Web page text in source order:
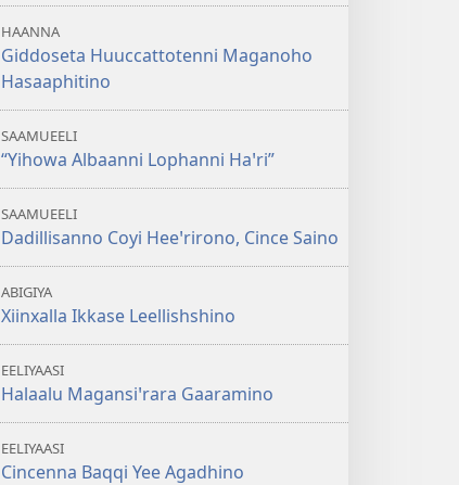
HAANNA
Giddoseta Huuccattotenni Maganoho
Hasaaphitino
SAAMUEELI
“Yihowa Albaanni Lophanni Haꞌri”
SAAMUEELI
Dadillisanno Coyi Heeꞌrirono, Cince Saino
ABIGIYA
Xiinxalla Ikkase Leellishshino
EELIYAASI
Halaalu Magansiꞌrara Gaaramino
EELIYAASI
Cincenna Baqqi Yee Agadhino